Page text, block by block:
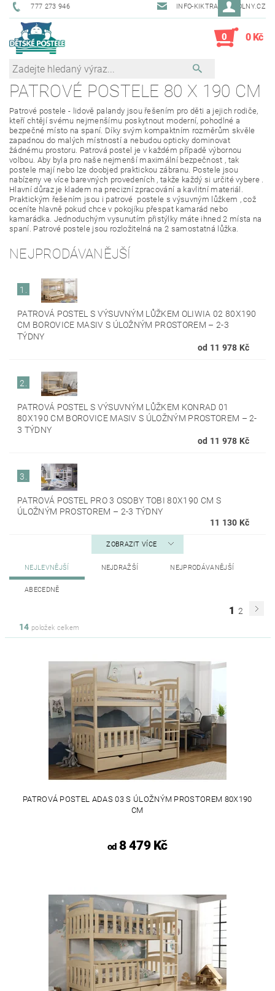
777 273 946 INFO-KIKTRADE@VOLNY.CZ
0 0 Kč
PATROVÉ POSTELE 80 X 190 CM
Patrové postele - lidově palandy jsou řešením pro děti a jejich rodiče,
kteří chtějí svému nejmenšímu poskytnout moderní, pohodlné a
bezpečné místo na spaní. Díky svým kompaktním rozměrům skvěle
zapadnou do malých místností a nebudou opticky dominovat
žádnému prostoru. Patrová postel je v každém případě výbornou
volbou. Aby byla pro naše nejmenší maximální bezpečnost , tak
postele mají nebo lze doobjed praktickou zábranu. Postele jsou
nabízeny ve více barevných provedeních , takže každý si určité vybere .
Hlavní důraz je kladem na precizní zpracování a kavlitní materiál.
Praktickým řešením jsou i patrové postele s výsuvným lůžkem , což
oceníte hlavně pokud chce v pokojíku přespat kamarád nebo
kamarádka. Jednoduchým vysunutím přistýlky máte ihned 2 místa na
spaní. Patrové postele jsou rozložitelná na 2 samostatná lůžka.
NEJPRODÁVANĚJŠÍ
1.
PATROVÁ POSTEL S VÝSUVNÝM LŮŽKEM OLIWIA 02 80X190
CM BOROVICE MASIV S ÚLOŽNÝM PROSTOREM – 2-3
TÝDNY
od 11 978 Kč
2.
PATROVÁ POSTEL S VÝSUVNÝM LŮŽKEM KONRAD 01
80X190 CM BOROVICE MASIV S ÚLOŽNÝM PROSTOREM –2-
3 TÝDNY
od 11 978 Kč
3.
PATROVÁ POSTEL PRO 3 OSOBY TOBI 80X190 CM S
ÚLOŽNÝM PROSTOREM – 2-3 TÝDNY
11 130 Kč
ZOBRAZIT VÍCE
NEJLEVNĚJŠÍ NEJDRAŽŠÍ NEJPRODÁVANĚJŠÍ
ABECEDNĚ
1 2
14 položek celkem
PATROVÁ POSTEL ADAS 03 S ÚLOŽNÝM PROSTOREM 80X190
CM
od8 479 Kč